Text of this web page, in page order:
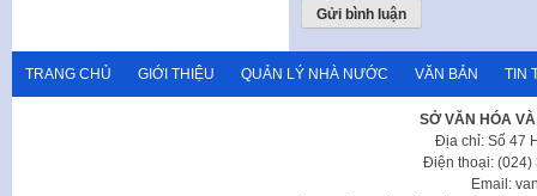
TRANG CHỦ GIỚI THIỆU QUẢN LÝ NHÀ NƯỚC VĂN BẢN TIN
SỞ VĂN HÓA
Địa chỉ: Số 47
Điện thoại: (024)
Email: